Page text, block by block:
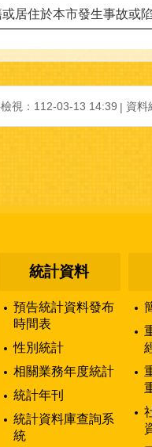
居住於本市發生事故或
視：112-03-13 14:39 資料
統計資料
預告統計資料發布
時間表
性別統計
相關業務年度統計
統計年刊
統計資料庫查詢系
統